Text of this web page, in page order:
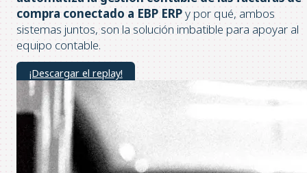
compra conectado a EBP ERPy por qué, ambos
sistemas juntos, son la solución imbatible para apoyar al
equipo contable.
¡Descargar el replay!